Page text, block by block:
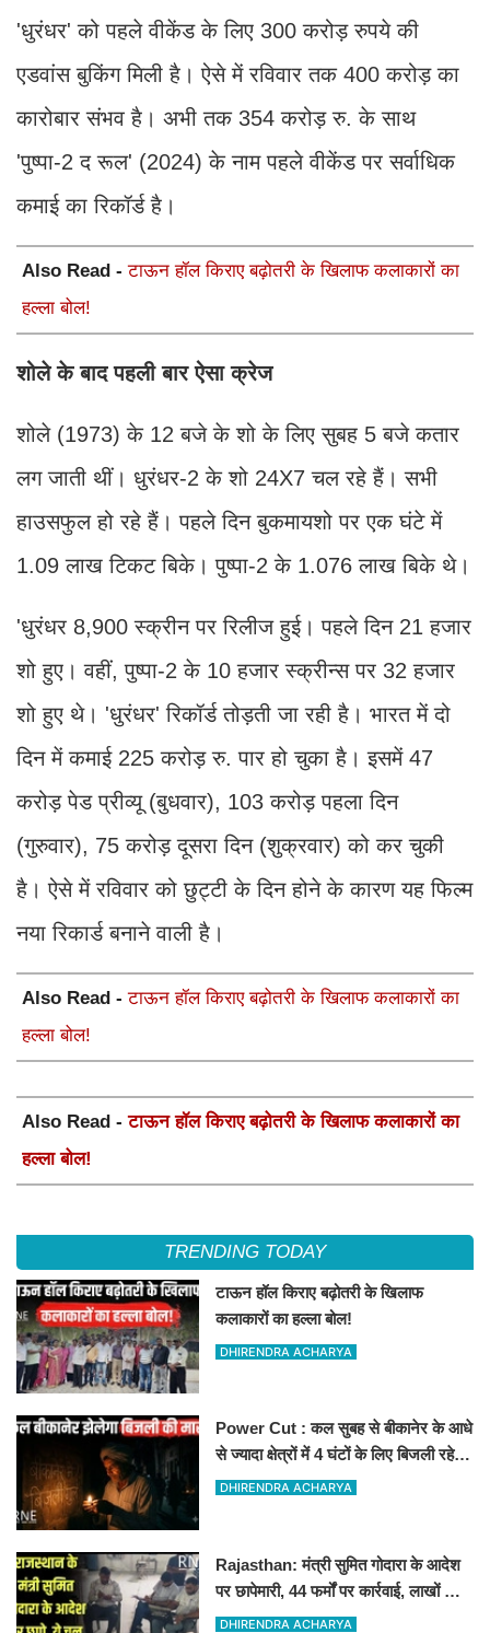
'धुरंधर' को पहले वीकेंड के लिए 300 करोड़ रुपये की
एडवांस बुकिंग मिली है। ऐसे में रविवार तक 400 करोड़ का
कारोबार संभव है। अभी तक 354 करोड़ रु. के साथ
'पुष्पा-2 द रूल' (2024) के नाम पहले वीकेंड पर सर्वाधिक
कमाई का रिकॉर्ड है।
Also Read -टाऊन हॉल किराए बढ़ोतरी के खिलाफ कलाकारों का
हल्ला बोल!
शोले के बाद पहली बार ऐसा क्रेज
शोले (1973) के 12 बजे के शो के लिए सुबह 5 बजे कतार
लग जाती थीं। धुरंधर-2 के शो 24X7 चल रहे हैं। सभी
हाउसफुल हो रहे हैं। पहले दिन बुकमायशो पर एक घंटे में
1.09 लाख टिकट बिके। पुष्पा-2 के 1.076 लाख बिके थे।
'धुरंधर 8,900 स्क्रीन पर रिलीज हुई। पहले दिन 21 हजार
शो हुए। वहीं, पुष्पा-2 के 10 हजार स्क्रीन्स पर 32 हजार
शो हुए थे। 'धुरंधर' रिकॉर्ड तोड़ती जा रही है। भारत में दो
दिन में कमाई 225 करोड़ रु. पार हो चुका है। इसमें 47
करोड़ पेड प्रीव्यू (बुधवार), 103 करोड़ पहला दिन
(गुरुवार), 75 करोड़ दूसरा दिन (शुक्रवार) को कर चुकी
है। ऐसे में रविवार को छुट्टी के दिन होने के कारण यह फिल्म
नया रिकार्ड बनाने वाली है।
Also Read -टाऊन हॉल किराए बढ़ोतरी के खिलाफ कलाकारों का
हल्ला बोल!
Also Read -टाऊन हॉल किराए बढ़ोतरी के खिलाफ कलाकारों का
हल्ला बोल!
TRENDING TODAY
टाऊन हॉल किराए बढ़ोतरी के खिलाफ
कलाकारों का हल्ला बोल!
DHIRENDRA ACHARYA
Power Cut : कल सुबह से बीकानेर के आधे
से ज्यादा क्षेत्रों में 4 घंटों के लिए बिजली रहेगी
गुल
DHIRENDRA ACHARYA
Rajasthan: मंत्री सुमित गोदारा के आदेश
पर छापेमारी, 44 फर्मों पर कार्रवाई, लाखों का
जुर्माना
DHIRENDRA ACHARYA